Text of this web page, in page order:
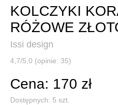
KOLCZYKI
RÓŻOWE
Issi design
4,7/5,0 (opinie: 35)
Cena: 170 zł
Dostępnych: 5 szt.